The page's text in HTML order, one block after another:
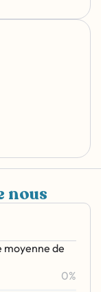
nous
moyenne de
0%